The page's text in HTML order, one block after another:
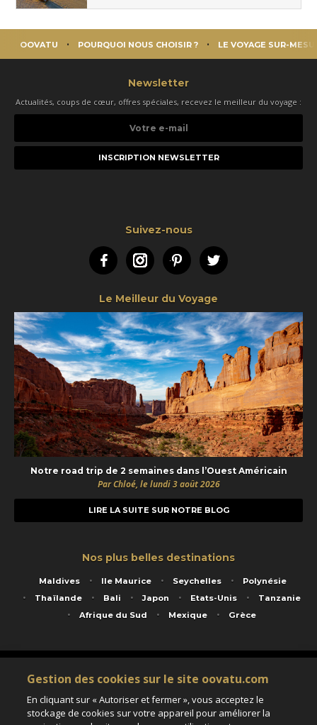
OOVATU POURQUOI NOUS CHOISIR ? LE VOYAGE SUR-
Newsletter
Actualités, coups de cœur, offres spéciales, recevez le meilleur du voyage :
e-
Suivez-nous
FacebookInstagramPinterestTwitter
Le Meilleur du Voyage
Notre road trip de 2 semaines dans l’Ouest Américain
Par Chloé, le lundi 3 août 2026
LIRE LA SUITE SUR NOTRE BLOG
Nos plus belles destinations
Maldives Ile Maurice Seychelles
Polynésie
Thaïlande
Bali Japon Etats-Unis
Tanzanie
Afrique du Sud
Mexique Grèce
Service animé par Nautil Voyages - 22 rue Georges Picquart 75017 Paris - S.A.S
au capital de 155 696 euros - RCS Paris B 423 671 973 - Code APE 7911Z
Matricule Atout France IM075100020 - Garantie financière Groupama - Agrément IATA
Assurance responsabilité civile et professionnelle HISCOX RCP0081066
Gestion des cookies sur le site oovatu.com
En cliquant sur « Autoriser et fermer », vous acceptez le
stockage de cookies sur votre appareil pour améliorer la